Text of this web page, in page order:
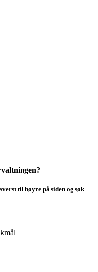
til høyre på siden og søk